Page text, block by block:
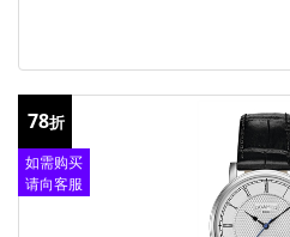
78折
如需购买
请向客服